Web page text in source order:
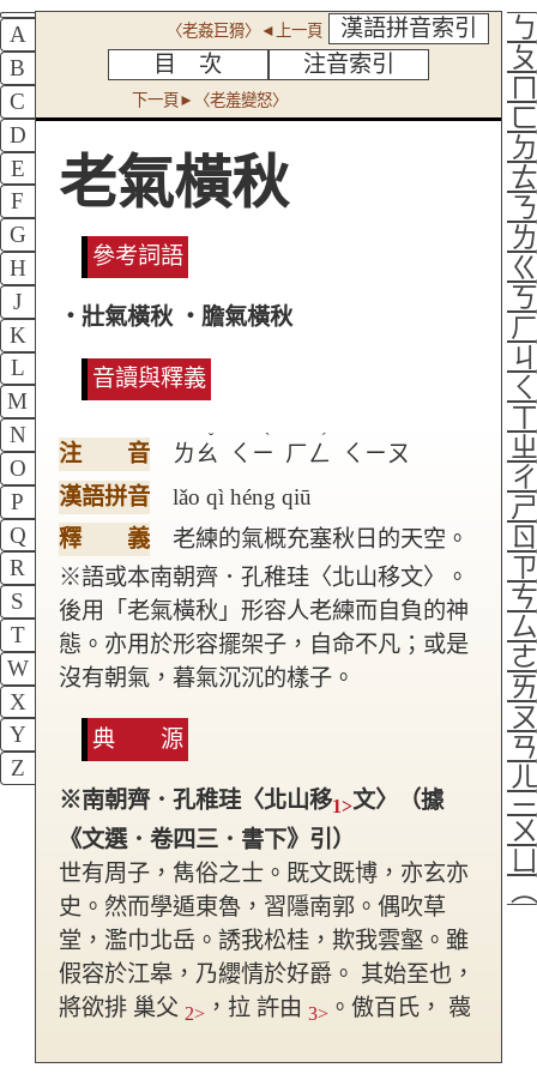
A
B
C
D
E
F
G
H
J
K
L
M
N
O
P
Q
R
S
T
W
X
Y
Z
〈老姦巨猾〉◄上一頁
漢語拼音索引
目 次
注音索引
下一頁►〈老羞變怒〉
老氣橫秋
參考詞語
‧壯氣橫秋 ‧膽氣橫秋
音讀與釋義
注 音 ㄌㄠ
ˇ
ㄑㄧ
ˋ
ㄏㄥ
ˊ
ㄑㄧㄡ
漢語拼音
lǎo qì héng qiū
釋 義
老練的氣概充塞秋日的天空。
※語或本南朝齊．孔稚珪〈北山移文〉。
後用「老氣橫秋」形容人老練而自負的神
態。亦用於形容擺架子，自命不凡；或是
沒有朝氣，暮氣沉沉的樣子。
典 源
※南朝齊．孔稚珪〈北山移1>文〉（據
《文選．卷四三．書下》引）
世有周子，雋俗之士。既文既博，亦玄亦
史。然而學遁東魯，習隱南郭。偶吹草
堂，濫巾北岳。誘我松桂，欺我雲壑。雖
假容於江皋，乃纓情於好爵。 其始至也，
將欲排 巢父 2>，拉 許由 3>。傲百氏， 薎